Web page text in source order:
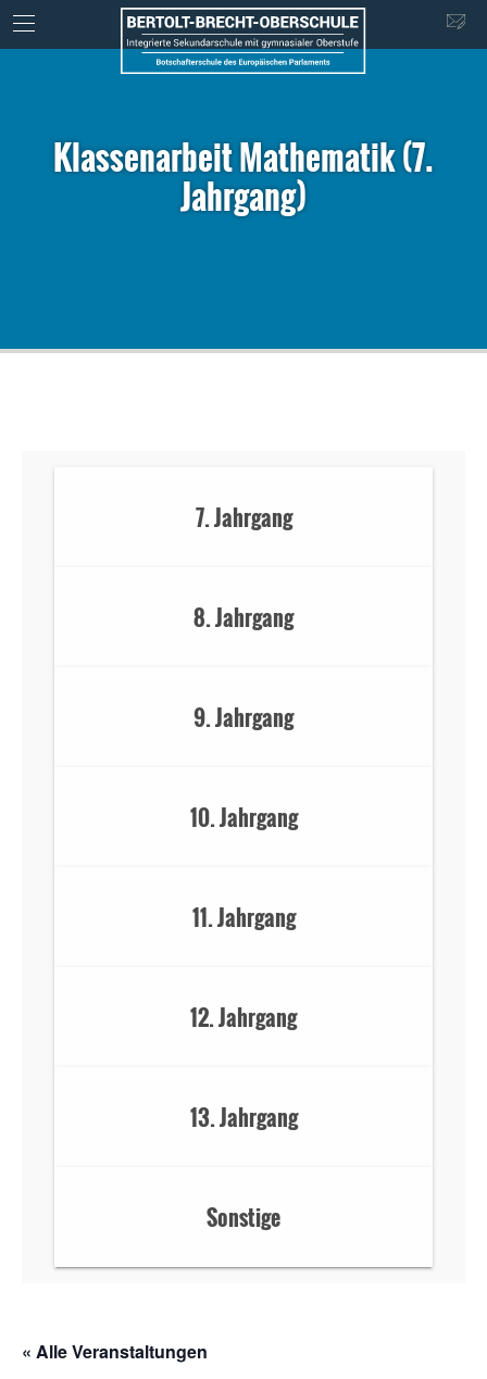
Klassenarbeit Mathematik (7.
Jahrgang)
7. Jahrgang
8. Jahrgang
9. Jahrgang
10. Jahrgang
11. Jahrgang
12. Jahrgang
13. Jahrgang
Sonstige
« Alle Veranstaltungen